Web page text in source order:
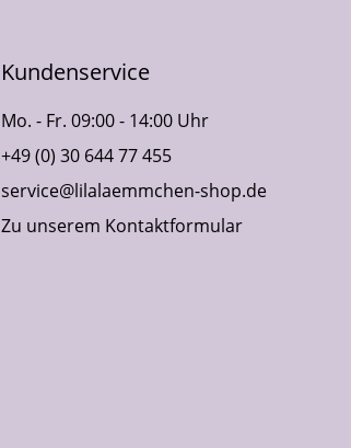
Kundenservice
Mo. - Fr. 09:00 - 14:00 Uhr
+49 (0) 30 644 77 455
service@lilalaemmchen-shop.de
Zu unserem Kontaktformular